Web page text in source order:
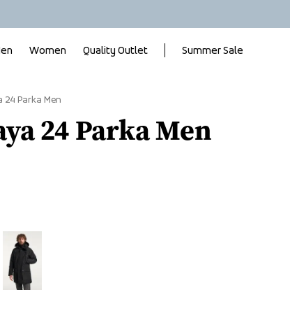
Women Quality Outlet Summer Sale
24 Parka Men
24 Parka Men